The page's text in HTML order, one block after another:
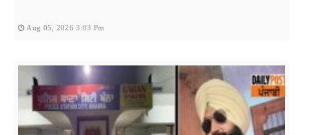
Aug 05, 2026 3:03 Pm